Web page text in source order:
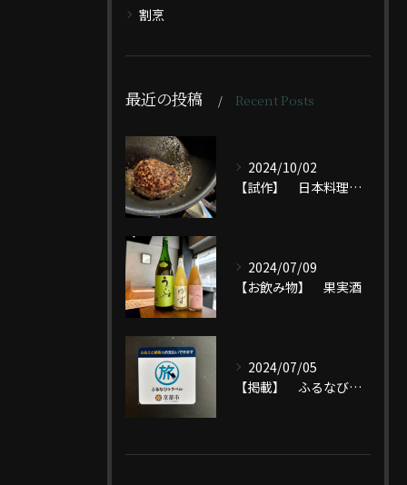
割烹
最近の投稿 Recent Posts
2024/10/02
【試作】 日本料理人の家庭料理
2024/07/09
【お飲み物】 果実酒
2024/07/05
【掲載】 ふるなびトラベル